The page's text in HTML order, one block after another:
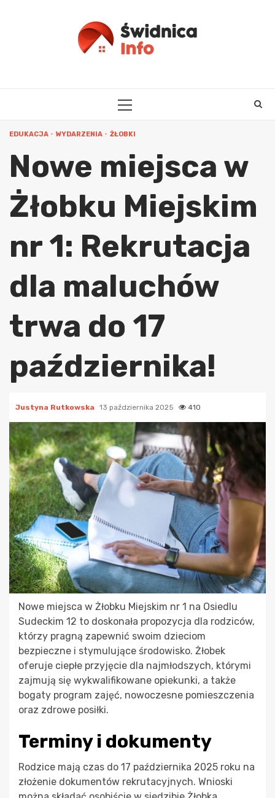
PRIMARY
EDUKACJA WYDARZENIA ŻŁOBKI
Nowe miejsca w
Żłobku Miejskim
nr 1: Rekrutacja
dla maluchów
trwa do 17
października!
Justyna Rutkowska 13 października 2025 410
Nowe miejsca w Żłobku Miejskim nr 1 na Osiedlu
Sudeckim 12 to doskonała propozycja dla rodziców,
którzy pragną zapewnić swoim dzieciom
bezpieczne i stymulujące środowisko. Żłobek
oferuje ciepłe przyjęcie dla najmłodszych, którymi
zajmują się wykwalifikowane opiekunki, a także
bogaty program zajęć, nowoczesne pomieszczenia
oraz zdrowe posiłki.
Terminy i dokumenty
Rodzice mają czas do 17 października 2025 roku na
złożenie dokumentów rekrutacyjnych. Wnioski